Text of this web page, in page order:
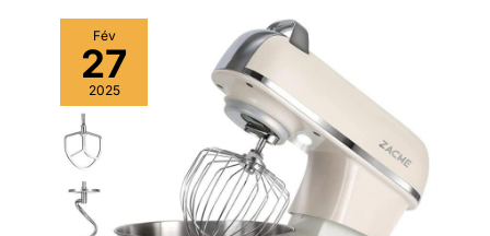
Fév
27
2025